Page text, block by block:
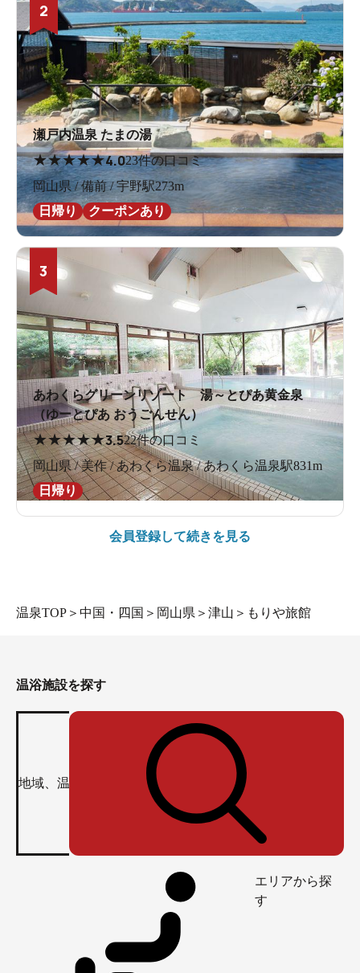
2
瀬戸内温泉 たまの湯
★★★★★4.023件の口コミ
岡山県 / 備前 / 宇野駅273m
日帰り
クーポンあり
3
あわくらグリーンリゾート 湯～とぴあ黄金泉
（ゆーとぴあ おうごんせん）
★★★★★3.522件の口コミ
岡山県 / 美作 / あわくら温泉 / あわくら温泉駅831m
日帰り
会員登録して続きを見る
温泉TOP ＞ 中国・四国 ＞ 岡山県 ＞ 津山 ＞ もりや旅館
温浴施設を探す
エリアから探
す